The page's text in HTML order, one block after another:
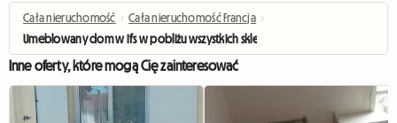
Cała nieruchomość › Cała nieruchomość Francja ›
Umeblowany dom w Ifs w pobliżu wszystkich sklepów
Inne oferty, które mogą Cię zainteresować